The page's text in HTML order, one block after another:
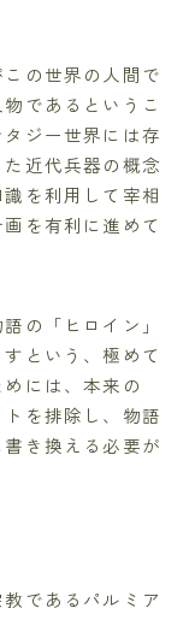
の世界の人間で
であるというこ
ジー世界には存
近代兵器の概念
を利用して宰相
を有利に進めて
の「ヒロイン」
という、極めて
には、本来の
を排除し、物語
き換える必要が
であるパルミア